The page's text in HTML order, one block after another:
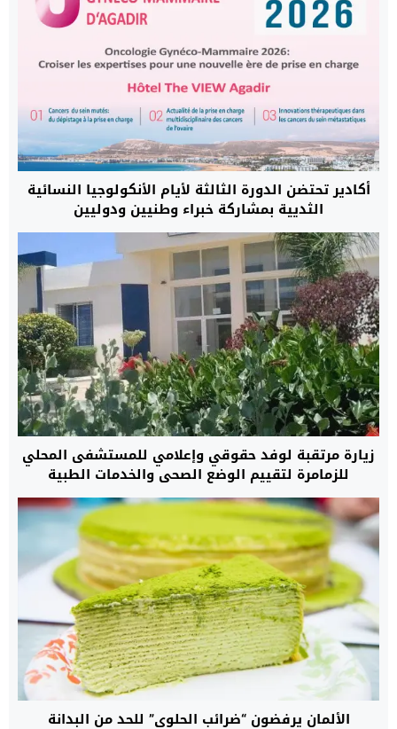
أكادير تحتضن الدورة الثالثة لأيام الأنكولوجيا النسائية
الثديية بمشاركة خبراء وطنيين ودوليين
زيارة مرتقبة لوفد حقوقي وإعلامي للمستشفى المحلي
للزمامرة لتقييم الوضع الصحي والخدمات الطبية
الألمان يرفضون “ضرائب الحلوى” للحد من البدانة